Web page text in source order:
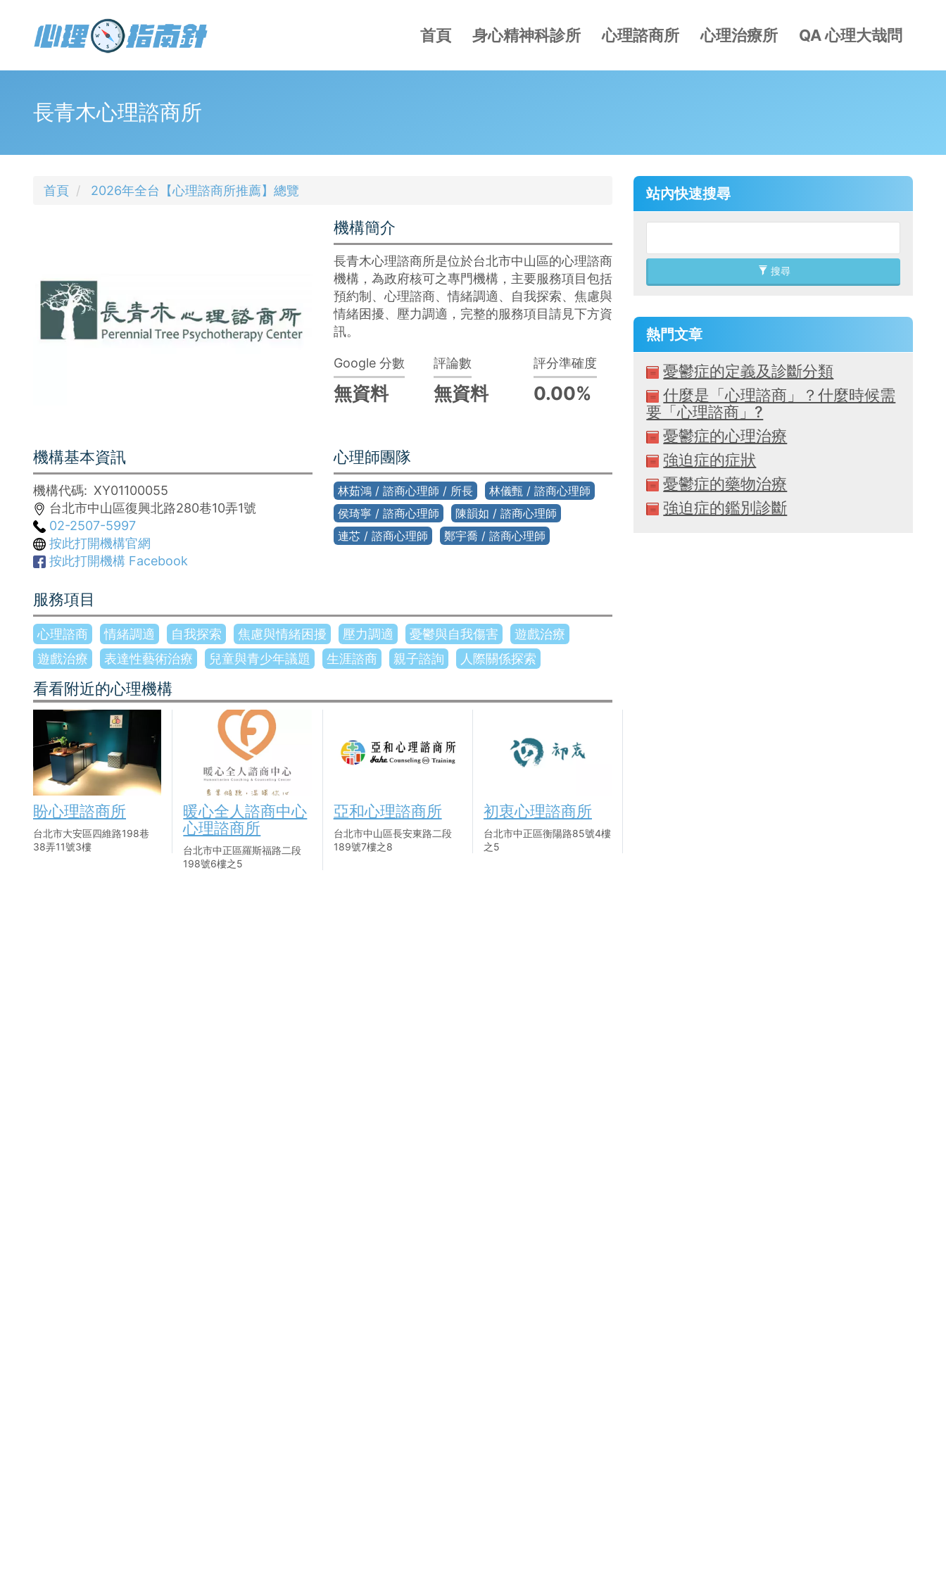
首頁 身心精神科診所 心理諮商所 心理治療所 QA 心理大哉問
長青木心理諮商所
首頁 2026年全台【心理諮商所推薦】總覽
機構簡介
長青木心理諮商所是位於台北市中山區的心理諮商
機構，為政府核可之專門機構，主要服務項目包括
預約制、心理諮商、情緒調適、自我探索、焦慮與
情緒困擾、壓力調適，完整的服務項目請見下方資
訊。
Google 分數
無資料
評論數
無資料
評分準確度
0.00%
機構基本資訊
機構代碼
XY01100055
台北市中山區復興北路280巷10弄1號
02-2507-5997
按此打開機構官網
按此打開機構 Facebook
心理師團隊
林茹鴻 / 諮商心理師 / 所長
林儀甄 / 諮商心理師
侯琦寧 / 諮商心理師
陳韻如 / 諮商心理師
連芯 / 諮商心理師
鄭宇喬 / 諮商心理師
服務項目
心理諮商 情緒調適 自我探索 焦慮與情緒困擾 壓力調適 憂鬱與自我傷害
遊戲治療
遊戲治療
表達性藝術治療 兒童與青少年議題 生涯諮商 親子諮詢 人際關係探索
看看附近的心理機構
盼心理諮商所
台北市大安區四維路198巷
38弄11號3樓
暖心全人諮商中心
心理諮商所
台北市中正區羅斯福路二段
198號6樓之5
亞和心理諮商所
台北市中山區長安東路二段
189號7樓之8
初衷心理諮商所
台北市中正區衡陽路85號4樓
之5
站內快速搜尋
搜尋
熱門文章
憂鬱症的定義及診斷分類
什麼是「心理諮商」？什麼時候需
要「心理諮商」?
憂鬱症的心理治療
強迫症的症狀
憂鬱症的藥物治療
強迫症的鑑別診斷